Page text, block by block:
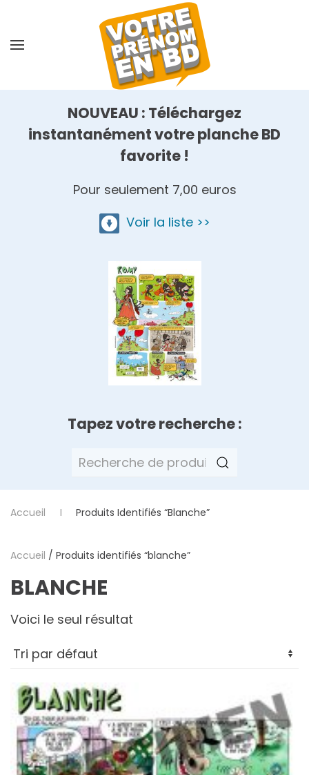
NOUVEAU : Téléchargez
instantanément votre planche BD
favorite !
Pour seulement 7,00 euros
Voir la liste >>
Tapez votre recherche :
Recherche
Accueil Produits Identifiés “blanche”
Accueil / Produits identifiés “blanche”
BLANCHE
Voici le seul résultat